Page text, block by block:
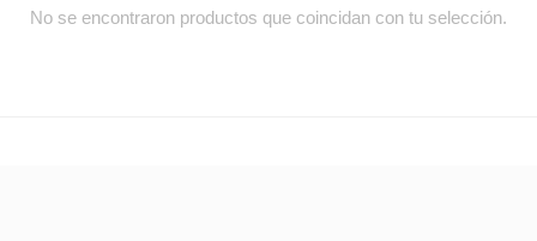
No se encontraron productos que coincidan con tu selección.